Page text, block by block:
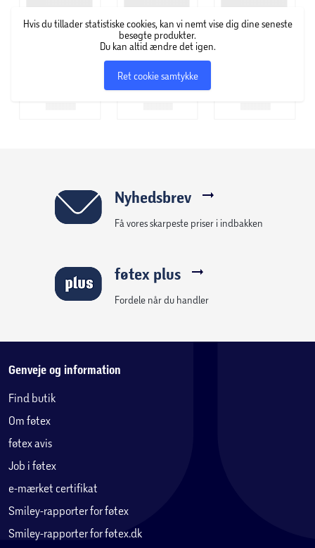
- Monteringstype:Nedfældning
Hvis du tillader statistiske cookies, kan vi nemt vise dig dine seneste
besøgte produkter.
Du kan altid ændre det igen.
Ret cookie samtykke
Nyhedsbrev
Få vores skarpeste priser i indbakken
føtex plus
Fordele når du handler
Genveje og information
Find butik
Om føtex
føtex avis
Job i føtex
e-mærket certifikat
Smiley-rapporter for føtex
Smiley-rapporter for føtex.dk